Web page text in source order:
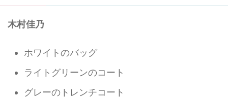
木村佳乃
ホワイトのバッグ
ライトグリーンのコート
グレーのトレンチコート